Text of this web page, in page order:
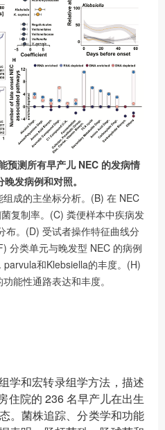
预测所有早产儿 NEC 的发病情
发病例和对照。
成的主坐标分析。(B) 在 NEC
复制率。(C) 粪便样本中疾病发
布。(D) 受试者操作特征曲线分
分类单元与晚发型 NEC 的病例
和Klebsiella的丰度。(H)
能性通路表达和丰度。
学和宏转录组学方法，描述
住院的 236 名早产儿在出生
。菌株追踪、分类学和功能